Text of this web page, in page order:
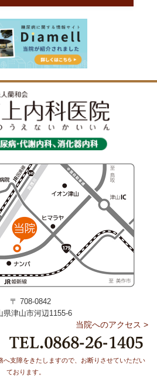
〒 708-0842
県津山市河辺1155-6
当院へのアクセス >
支障をきたしますので、
お断りさせていただい
ております。